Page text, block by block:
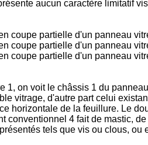
aucun caractère limitatif
coupe partielle d'un panneau
coupe partielle d'un panneau
coupe partielle d'un panneau
1, on voit le châssis 1 du
vitrage, d'autre part celui
horizontale de la feuillure. Le
conventionnel 4 fait de mastic,
tels que vis ou clous, ou